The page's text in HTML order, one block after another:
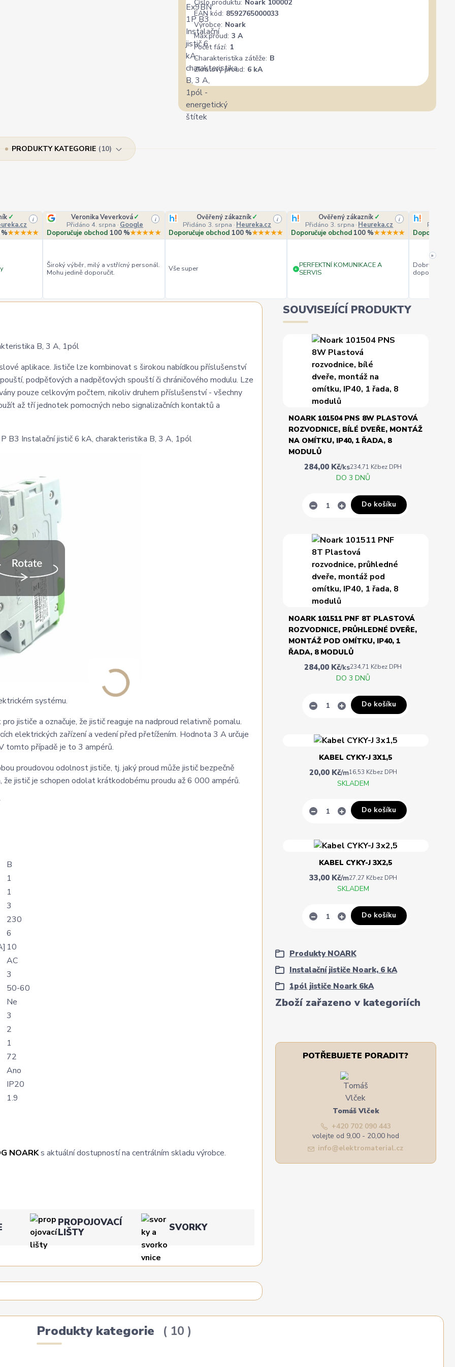
Číslo produktu: Noark 100002
EAN kód: 8592765000033
Výrobce: Noark
Max.proud: 3 A
Počet fází: 1
Charakteristika zátěže: B
Zkratový proud: 6 kA
PRODUKTY KATEGORIE 10
✓
i
★★★★★
Veronika Veverková✓
Přidáno 4. srpna · Google
i
Doporučuje obchod 100 %★★★★★
Široký výběr, milý a vstřícný personál.
Mohu jedině doporučit.
Ověřený zákazník✓
Přidáno 3. srpna · Heureka.cz
i
Doporučuje obchod 100 %★★★★★
Vše super
Ověřený zákazník ✓
Přidáno 3. srpna · Heureka.cz
i
Doporučuje obchod 100 %★★★★★
+ PERFEKTNÍ KOMUNIKACE A
SERVIS
Přidáno
Doporučuje
Dobrý
doporučuji.
»
B, 3 A, 1pól
aplikace. Jističe lze kombinovat s širokou nabídkou příslušenství
podpěťových a nadpěťových spouští či chráničového modulu. Lze
pouze celkovým počtem, nikoliv druhem příslušenství - všechny
až tří jednotek pomocných nebo signalizačních kontaktů a
Instalační jistič 6 kA, charakteristika B, 3 A, 1pól
systému.
jističe a označuje, že jistič reaguje na nadproud relativně pomalu.
elektrických zařízení a vedení před přetížením. Hodnota 3 A určuje
tomto případě je to 3 ampérů.
proudovou odolnost jističe, tj. jaký proud může jistič bezpečně
jistič je schopen odolat krátkodobému proudu až 6 000 ampérů.
B
1
1
3
230
6
10
AC
3
50-60
Ne
3
2
1
72
Ano
IP20
1.9
NOARKs aktuální dostupností na centrálním skladu výrobce.
PROPOJOVACÍ
LIŠTY
SVORKY
Zboží zařazeno v kategoriích
Produkty NOARK
Instalační jističe Noark, 6 kA
1pól jističe Noark 6kA
SOUVISEJÍCÍ PRODUKTY
NOARK 101504 PNS 8W PLASTOVÁ
ROZVODNICE, BÍLÉ DVEŘE, MONTÁŽ
NA OMÍTKU, IP40, 1 ŘADA, 8
MODULŮ
284,00 Kč/ks234,71 Kčbez DPH
DO 3 DNŮ
Do košíku
NOARK 101511 PNF 8T PLASTOVÁ
ROZVODNICE, PRŮHLEDNÉ DVEŘE,
MONTÁŽ POD OMÍTKU, IP40, 1
ŘADA, 8 MODULŮ
284,00 Kč/ks234,71 Kčbez DPH
DO 3 DNŮ
Do košíku
KABEL CYKY-J 3X1,5
20,00 Kč/m16,53 Kčbez DPH
SKLADEM
Do košíku
KABEL CYKY-J 3X2,5
33,00 Kč/m27,27 Kčbez DPH
SKLADEM
Do košíku
POTŘEBUJETE PORADIT?
Tomáš Vlček
+420 702 090 443
volejte od 9,00 - 20,00 hod
info@elektromaterial.cz
Produkty kategorie 10